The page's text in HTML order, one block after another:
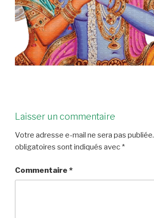
Laisser un commentaire
Votre adresse e-mail ne sera pas publiée.
obligatoires sont indiqués avec *
Commentaire *